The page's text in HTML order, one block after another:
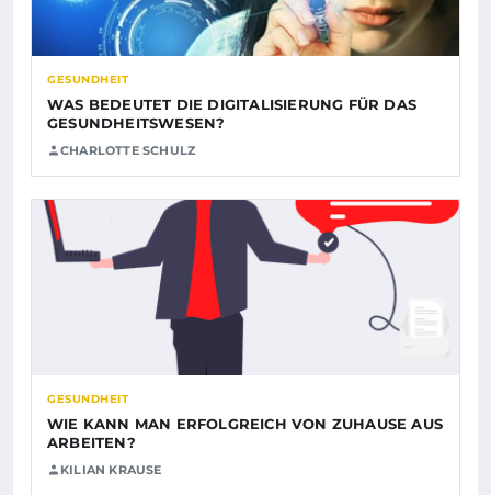
GESUNDHEIT
WAS BEDEUTET DIE DIGITALISIERUNG FÜR DAS
GESUNDHEITSWESEN?
CHARLOTTE SCHULZ
GESUNDHEIT
WIE KANN MAN ERFOLGREICH VON ZUHAUSE AUS
ARBEITEN?
KILIAN KRAUSE